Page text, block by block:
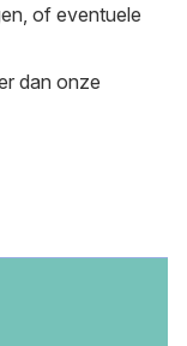
of eventuele
dan onze